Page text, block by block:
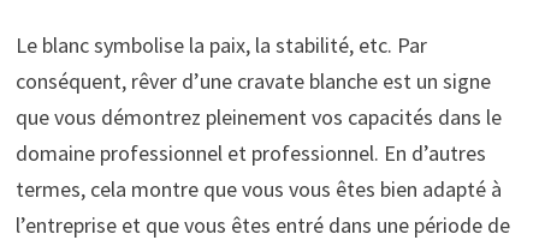
Le blanc symbolise la paix, la stabilité, etc. Par
conséquent, rêver d’une cravate blanche est un signe
que vous démontrez pleinement vos capacités dans le
domaine professionnel et professionnel. En d’autres
termes, cela montre que vous vous êtes bien adapté à
l’entreprise et que vous êtes entré dans une période de